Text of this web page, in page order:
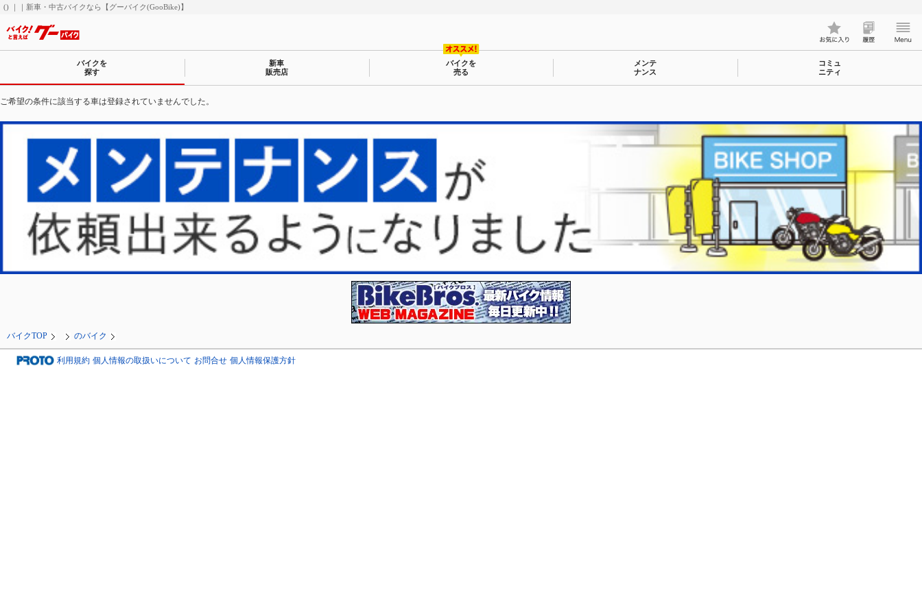
() ｜｜新車・中古バイクなら【グーバイク(GooBike)】
バイクを
探す
新車
販売店
バイクを
売る
メンテ
ナンス
コミュ
ニティ
ご希望の条件に該当する車は登録されていませんでした。
バイクTOP のバイク
利用規約 個人情報の取扱いについて お問合せ 個人情報保護方針